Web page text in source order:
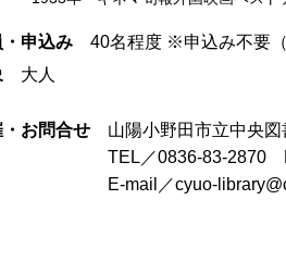
・申込み 40名程度 ※申込み不要
大人
・お問合せ 山陽小野田市立中央図
／0836-83-2870 FAX
／cyuo-